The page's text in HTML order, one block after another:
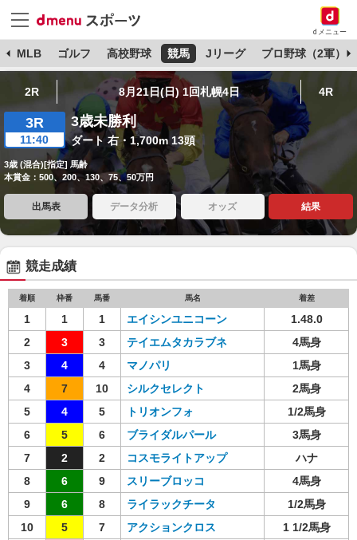
dメニュー
MLB ゴルフ 高校野球 競馬 Jリーグ プロ野球（2軍）
2R 8月21日(日) 1回札幌4日 4R
3R
11:40
3歳未勝利
ダート 右・1,700m 13頭
3歳 (混合)[指定] 馬齢
本賞金：500、200、130、75、50万円
出馬表 データ分析 オッズ 結果
競走成績
着順 枠番 馬番 馬名 着差
1 1 1 エイシンユニコーン
1.48.0
2
3 3 テイエムタカラブネ
4馬身
3
4 4 マノパリ
1馬身
4
7 10 シルクセレクト
2馬身
5
4 5 トリオンフォ
1/2馬身
6
5 6 ブライダルパール
3馬身
7
2 2 コスモライトアップ
ハナ
8
6 9 スリーブロッコ
4馬身
9
6 8 ライラックチータ
1/2馬身
10
5 7 アクションクロス
1 1/2馬身